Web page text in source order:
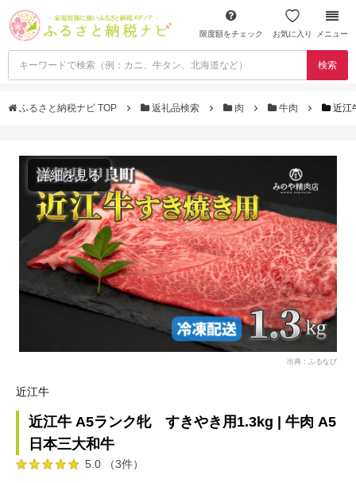
限度額をチェック お気に入り メニュー
検索
ふるさと納税ナビ TOP 返礼品検索 肉 牛肉 近江
詳細を見る
出典：ふるなび
近江牛
近江牛 A5ランク牝 すきやき用1.3kg | 牛肉 A5
日本三大和牛
5.0 （3件）